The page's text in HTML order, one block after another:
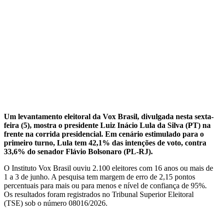
Um levantamento eleitoral da Vox Brasil, divulgada nesta sexta-
feira (5), mostra o presidente Luiz Inácio Lula da Silva (PT) na
frente na corrida presidencial. Em cenário estimulado para o
primeiro turno, Lula tem 42,1% das intenções de voto, contra
33,6% do senador Flávio Bolsonaro (PL-RJ).
O Instituto Vox Brasil ouviu 2.100 eleitores com 16 anos ou mais de
1 a 3 de junho. A pesquisa tem margem de erro de 2,15 pontos
percentuais para mais ou para menos e nível de confiança de 95%.
Os resultados foram registrados no Tribunal Superior Eleitoral
(TSE) sob o número 08016/2026.